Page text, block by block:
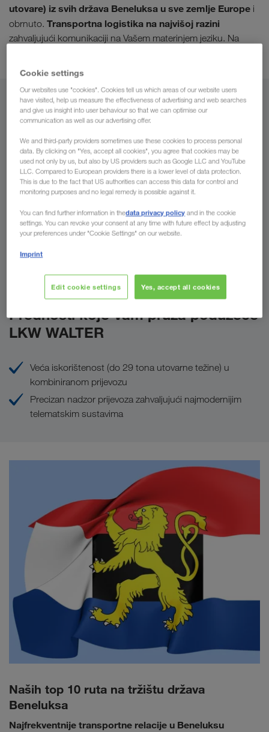
utovare) iz svih država Beneluksa u sve zemlje Europe i
obrnuto. Transportna logistika na najvišoj razini
zahvaljujući komunikaciji na Vašem materinjem jeziku. Na
Za
Država
Pošaljite upit
Prednosti koje Vam pruža poduzeće
LKW WALTER
Veća iskorištenost (do 29 tona utovarne težine) u
kombiniranom prijevozu
Precizan nadzor prijevoza zahvaljujući najmodernijim
telematskim sustavima
Naših top 10 ruta na tržištu država
Beneluksa
Najfrekventnije transportne relacije u Beneluksu
Cookie settings
Our websites use "cookies". Cookies tell us which areas of our website users
have visited, help us measure the effectiveness of advertising and web searches
and give us insight into user behaviour so that we can optimise our
communication as well as our advertising offer.
We and third-party providers sometimes use these cookies to process personal
data. By clicking on "Yes, accept all cookies", you agree that cookies may be
used not only by us, but also by US providers such as Google LLC and YouTube
LLC. Compared to European providers there is a lower level of data protection.
This is due to the fact that US authorities can access this data for control and
monitoring purposes and no legal remedy is possible against it.
You can find further information in thedata privacy policy and in the cookie
settings. You can revoke your consent at any time with future effect by adjusting
your preferences under "Cookie Settings" on our website.
Imprint
Edit cookie settings Yes, accept all cookies